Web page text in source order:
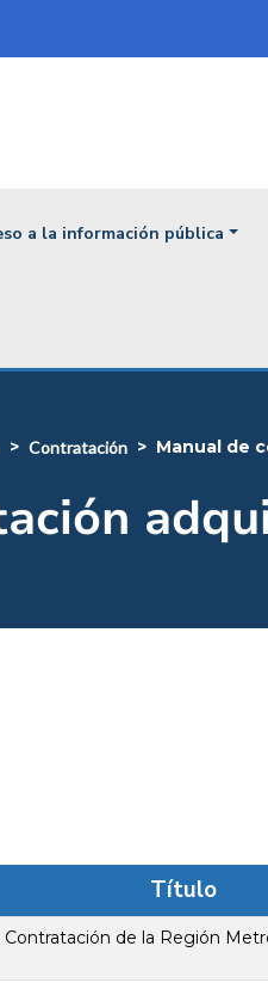
a la información pública
contratación manual
Título
Contratación de la Región